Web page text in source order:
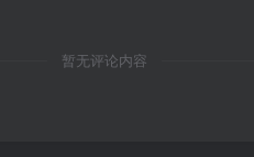
暂无评论内容